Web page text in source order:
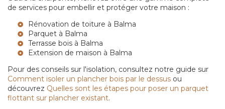
de services pour embellir et protéger votre maison :
Rénovation de toiture à Balma
Parquet à Balma
Terrasse bois à Balma
Extension de maison à Balma
Pour des conseils sur l'isolation, consultez notre guide sur
Comment isoler un plancher bois par le dessus ou
découvrez Quelles sont les étapes pour poser un parquet
flottant sur plancher existant.